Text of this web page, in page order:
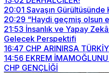
20:01 Savaşın Gürültüsünde
20:29 “Haydi geçmiş olsun
21:53 İnsanlık ve Yapay
Gelecek Perspektifi
16:47 CHP ARINIRSA
14:56 EKREM
CHP GENÇLİĞİ